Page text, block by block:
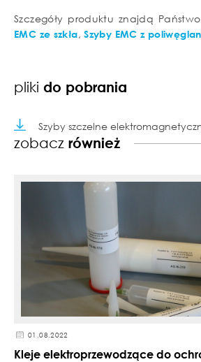
Szczegóły produktu znajdą
EMC ze szkła, Szyby EMC z
pliki do pobrania
Szyby szczelne
zobacz również
01.08.2022
Kleje elektroprzewodzące do